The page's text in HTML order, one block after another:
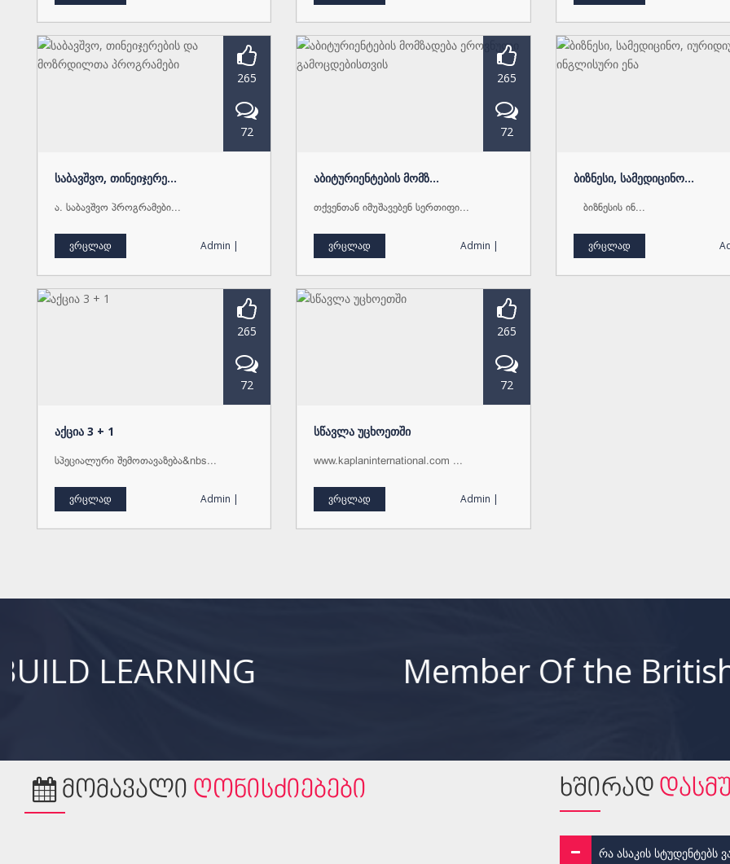
265
72
საბავშვო, თინეიჯერე...
ა. საბავშვო პროგრამები...
ვრცლად Admin |
265
72
აბიტურიენტების მომზ...
თქვენთან იმუშავებენ სერთიფი...
ვრცლად Admin |
ბიზნესი, სამედიცინო...
ბიზნესის ინ...
ვრცლად
265
72
აქცია 3 + 1
სპეციალური შემოთავაზება&nbs...
ვრცლად Admin |
265
72
სწავლა უცხოეთში
www.kaplaninternational.com ...
ვრცლად Admin |
Member Of the British Council
ᲛᲝᲛᲐᲕᲐᲚᲘ ᲦᲝᲜᲘᲡᲫᲘᲔᲑᲔᲑᲘ ხშირად
რა ასაკის სტუდენტებს